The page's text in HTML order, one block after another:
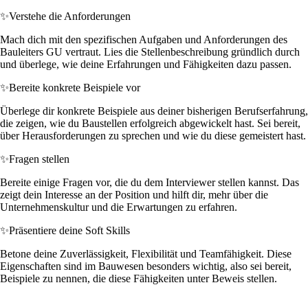
✨Verstehe die Anforderungen
Mach dich mit den spezifischen Aufgaben und Anforderungen des
Bauleiters GU vertraut. Lies die Stellenbeschreibung gründlich durch
und überlege, wie deine Erfahrungen und Fähigkeiten dazu passen.
✨Bereite konkrete Beispiele vor
Überlege dir konkrete Beispiele aus deiner bisherigen Berufserfahrung,
die zeigen, wie du Baustellen erfolgreich abgewickelt hast. Sei bereit,
über Herausforderungen zu sprechen und wie du diese gemeistert hast.
✨Fragen stellen
Bereite einige Fragen vor, die du dem Interviewer stellen kannst. Das
zeigt dein Interesse an der Position und hilft dir, mehr über die
Unternehmenskultur und die Erwartungen zu erfahren.
✨Präsentiere deine Soft Skills
Betone deine Zuverlässigkeit, Flexibilität und Teamfähigkeit. Diese
Eigenschaften sind im Bauwesen besonders wichtig, also sei bereit,
Beispiele zu nennen, die diese Fähigkeiten unter Beweis stellen.